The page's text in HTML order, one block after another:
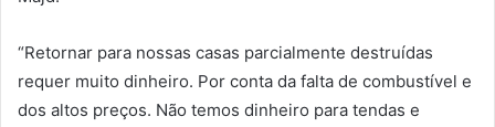
“Retornar para nossas casas parcialmente destruídas
requer muito dinheiro. Por conta da falta de combustível e
dos altos preços. Não temos dinheiro para tendas e